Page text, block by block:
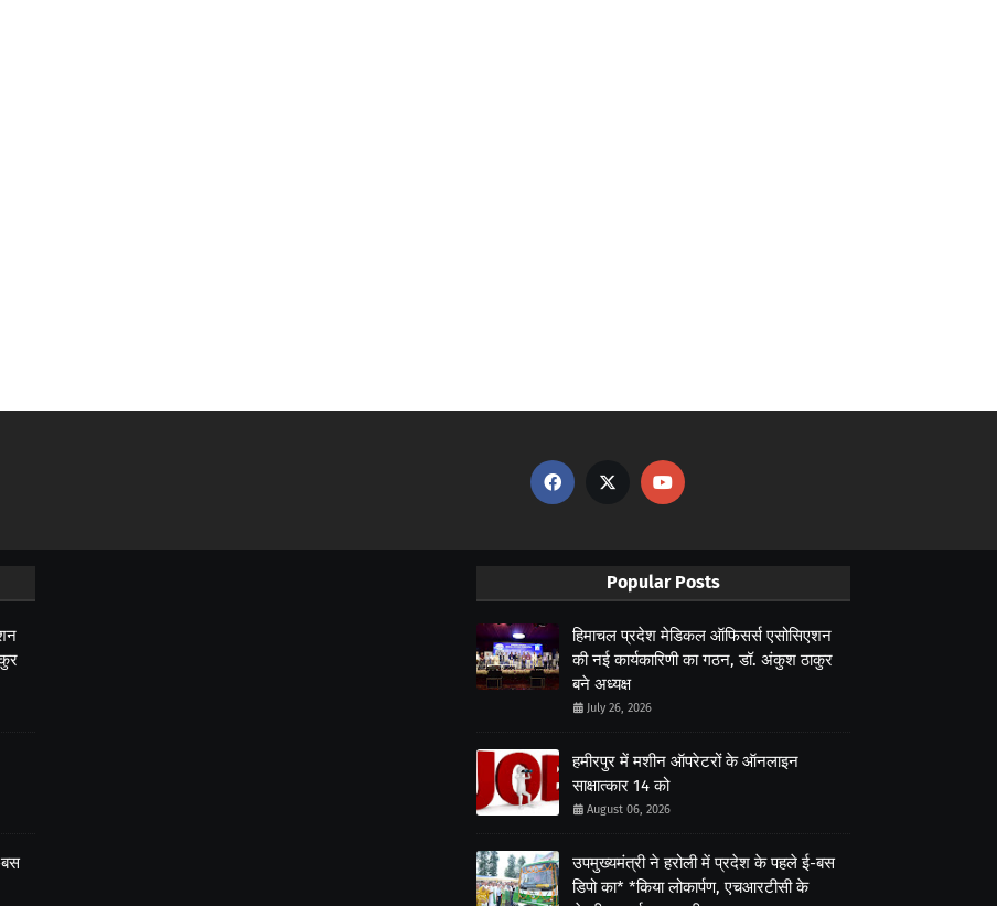
Popular Posts
हिमाचल प्रदेश मेडिकल ऑफिसर्स एसोसिएशन
की नई कार्यकारिणी का गठन, डॉ. अंकुश ठाकुर
बने अध्यक्ष
July 26, 2026
हमीरपुर में मशीन ऑपरेटरों के ऑनलाइन
साक्षात्कार 14 को
August 06, 2026
उपमुख्यमंत्री ने हरोली में प्रदेश के पहले ई-बस
डिपो का* *किया लोकार्पण, एचआरटीसी के